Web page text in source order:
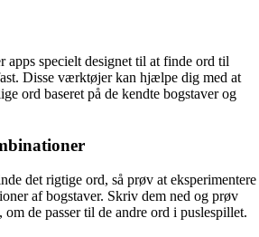
apps specielt designet til at finde ord til
Disse værktøjer kan hjælpe dig med at
ord baseret på de kendte bogstaver og
det rigtige ord, så prøv at eksperimentere
af bogstaver. Skriv dem ned og prøv
de passer til de andre ord i puslespillet.